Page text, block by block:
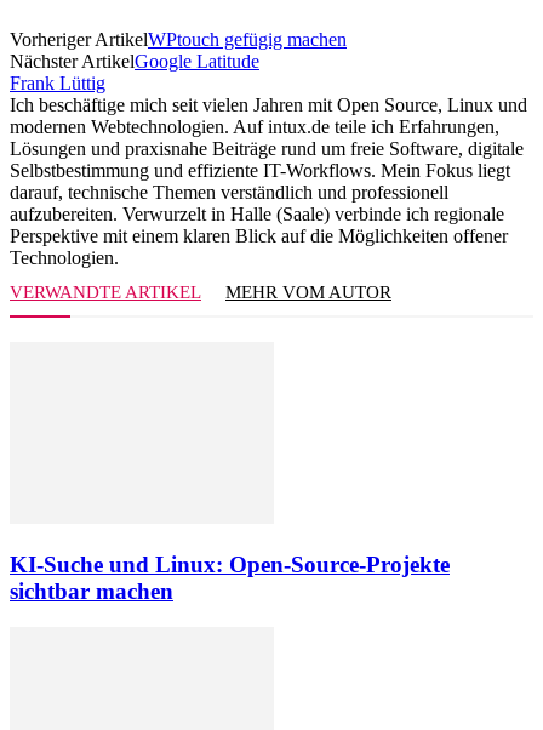
Vorheriger ArtikelWPtouch gefügig machen
Nächster ArtikelGoogle Latitude
Frank Lüttig
Ich beschäftige mich seit vielen Jahren mit Open Source, Linux und
modernen Webtechnologien. Auf intux.de teile ich Erfahrungen,
Lösungen und praxisnahe Beiträge rund um freie Software, digitale
Selbstbestimmung und effiziente IT-Workflows. Mein Fokus liegt
darauf, technische Themen verständlich und professionell
aufzubereiten. Verwurzelt in Halle (Saale) verbinde ich regionale
Perspektive mit einem klaren Blick auf die Möglichkeiten offener
Technologien.
VERWANDTE ARTIKEL MEHR VOM AUTOR
KI-Suche und Linux: Open-Source-Projekte
sichtbar machen